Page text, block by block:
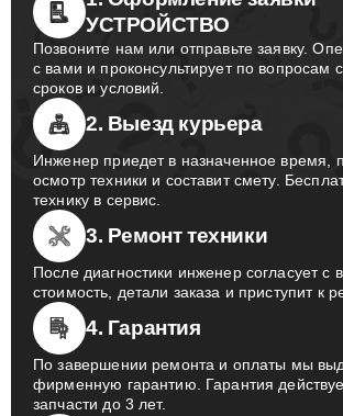
УСТРОЙСТВО
Позвоните нам или отправьте заявку.
с вами и проконсультирует по вопросам
сроков и условий.
2. Выезд курьера
Инженер приедет в назначенное время,
осмотр техники и составит смету.
технику в сервис.
3. Ремонт техники
После диагностики инженер согласует с
стоимость, детали заказа и приступит к
4. Гарантия
По завершении ремонта и оплаты мы
фирменную гарантию. Гарантия
запчасти до 3 лет.